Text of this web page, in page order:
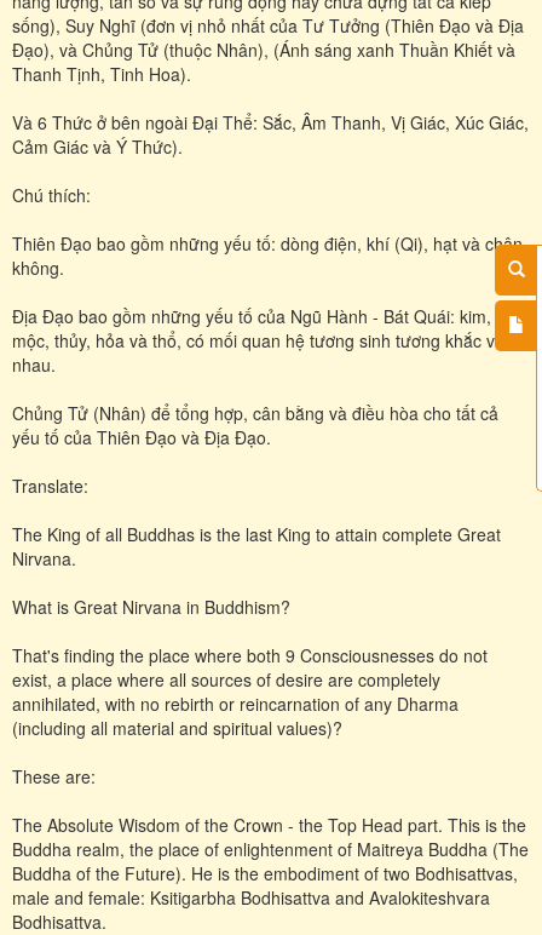
sống), Suy Nghĩ (đơn vị nhỏ nhất của Tư Tưởng (Thiên Đạo và Địa
Đạo), và Chủng Tử (thuộc Nhân), (Ánh sáng xanh Thuần Khiết và
Thanh Tịnh, Tinh Hoa).
Và 6 Thức ở bên ngoài Đại Thể: Sắc, Âm Thanh, Vị Giác, Xúc Giác,
Cảm Giác và Ý Thức).
Chú thích:
Thiên Đạo bao gồm những yếu tố: dòng điện, khí (Qi), hạt và chân
không.
Địa Đạo bao gồm những yếu tố của Ngũ Hành - Bát Quái: kim,
mộc, thủy, hỏa và thổ, có mối quan hệ tương sinh tương khắc với
nhau.
Chủng Tử (Nhân) để tổng hợp, cân bằng và điều hòa cho tất cả
yếu tố của Thiên Đạo và Địa Đạo.
Translate:
The King of all Buddhas is the last King to attain complete Great
Nirvana.
What is Great Nirvana in Buddhism?
That's finding the place where both 9 Consciousnesses do not
exist, a place where all sources of desire are completely
annihilated, with no rebirth or reincarnation of any Dharma
(including all material and spiritual values)?
These are:
The Absolute Wisdom of the Crown - the Top Head part. This is the
Buddha realm, the place of enlightenment of Maitreya Buddha (The
Buddha of the Future). He is the embodiment of two Bodhisattvas,
male and female: Ksitigarbha Bodhisattva and Avalokiteshvara
Bodhisattva.